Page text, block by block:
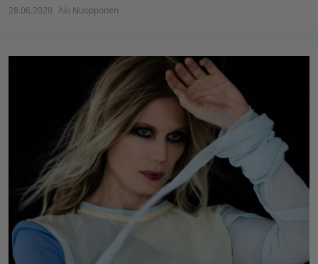
28.06.2020 Aki Nuopponen